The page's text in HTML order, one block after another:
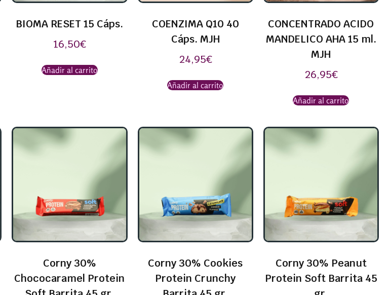
BIOMA RESET 15 Cáps.
16,50€
Añadir al carrito
COENZIMA Q10 40
Cáps. MJH
24,95€
Añadir al carrito
CONCENTRADO ACIDO
MANDELICO AHA 15 ml.
MJH
26,95€
Añadir al carrito
Corny 30%
Chococaramel Protein
Corny 30% Cookies
Protein Crunchy
Corny 30% Peanut
Protein Soft Barrita 45